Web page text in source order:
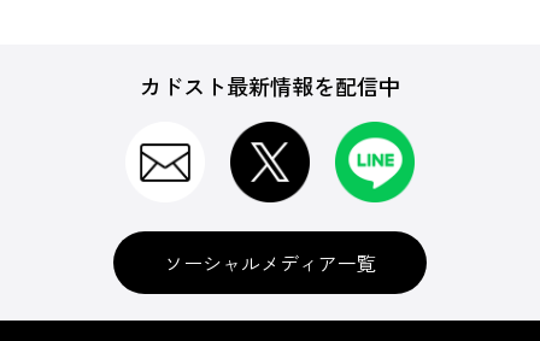
カドスト最新情報を配信中
ソーシャルメディア一覧